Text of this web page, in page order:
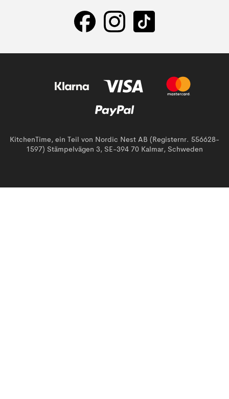
KitchenTime, ein Teil von Nordic Nest AB (Registernr. 556628-
1597) Stämpelvägen 3, SE-394 70 Kalmar, Schweden